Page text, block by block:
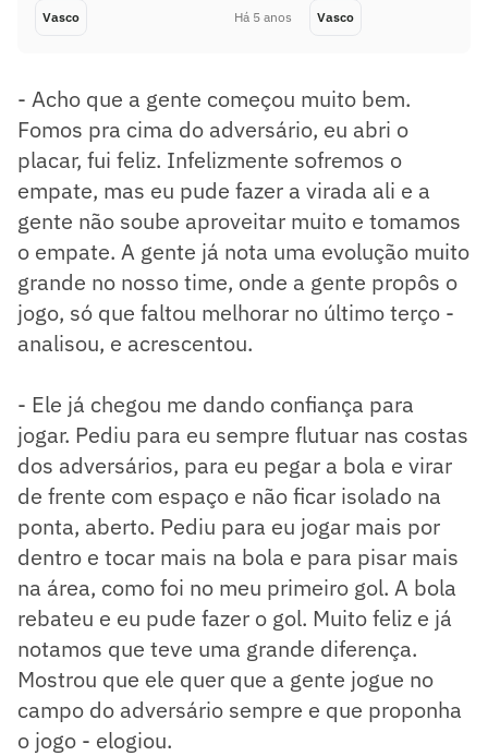
Vasco Há 5 anos Vasco
- Acho que a gente começou muito bem.
Fomos pra cima do adversário, eu abri o
placar, fui feliz. Infelizmente sofremos o
empate, mas eu pude fazer a virada ali e a
gente não soube aproveitar muito e tomamos
o empate. A gente já nota uma evolução muito
grande no nosso time, onde a gente propôs o
jogo, só que faltou melhorar no último terço -
analisou, e acrescentou.
- Ele já chegou me dando confiança para
jogar. Pediu para eu sempre flutuar nas costas
dos adversários, para eu pegar a bola e virar
de frente com espaço e não ficar isolado na
ponta, aberto. Pediu para eu jogar mais por
dentro e tocar mais na bola e para pisar mais
na área, como foi no meu primeiro gol. A bola
rebateu e eu pude fazer o gol. Muito feliz e já
notamos que teve uma grande diferença.
Mostrou que ele quer que a gente jogue no
campo do adversário sempre e que proponha
o jogo - elogiou.